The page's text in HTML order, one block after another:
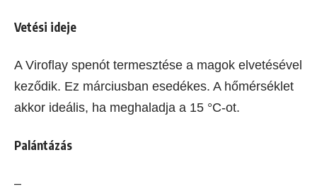
Vetési ideje
A Viroflay spenót termesztése a magok elvetésével
keződik. Ez márciusban esedékes. A hőmérséklet
akkor ideális, ha meghaladja a 15 °C-ot.
Palántázás
–